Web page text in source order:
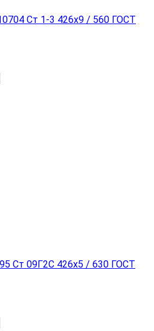
Ст 1-3 426x9 / 560 ГОСТ
Ст 09Г2С 426x5 / 630 ГОСТ